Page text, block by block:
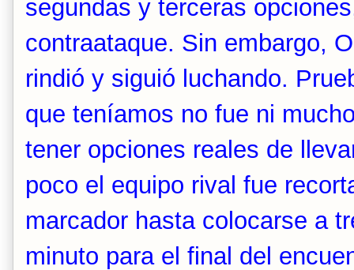
segundas y terceras
contraataque. Sin embargo,
rindió y siguió luchando.
que teníamos no fue ni
tener opciones reales de
poco el equipo rival fue
marcador hasta colocarse a
minuto para el final del